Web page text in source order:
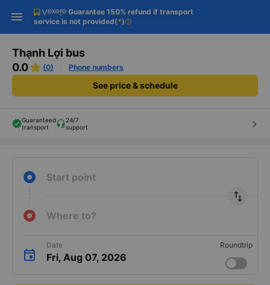
Download Vexere app!
Get exclusive member benefits
Get the FREE app
-30k/seat flight booking only on
Vexere app
Guarantee 150% refund if transport
service is not provided(*)info
Thạnh Lợi bus
0.0
(0) Phone numbers
See price & schedule
Guaranteed
transport
24/7
support
keyboard_arrow_right
Start point
import_export
Where to?
Date
Fri, Aug 07, 2026
Roundtrip